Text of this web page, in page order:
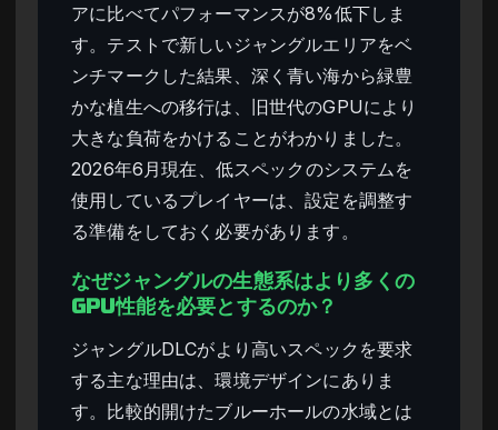
アに比べてパフォーマンスが8%低下しま
す。テストで新しいジャングルエリアをベ
ンチマークした結果、深く青い海から緑豊
かな植生への移行は、旧世代のGPUにより
大きな負荷をかけることがわかりました。
2026年6月現在、低スペックのシステムを
使用しているプレイヤーは、設定を調整す
る準備をしておく必要があります。
なぜジャングルの生態系はより多くの
GPU性能を必要とするのか？
ジャングルDLCがより高いスペックを要求
する主な理由は、環境デザインにありま
す。比較的開けたブルーホールの水域とは